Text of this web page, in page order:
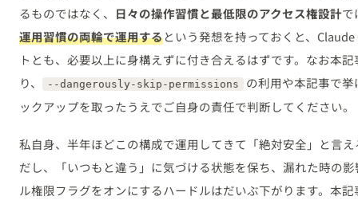
るものではなく、 日々の操作習慣と最低限のアクセス権設計で
運用習慣の両輪で運用するという発想を持っておくと、
トとも、必要以上に身構えずに付き合えるはずです。なお本
り、
--dangerously-skip-permissions
の利用や本記事で
ックアップを取ったうえでご自身の責任で判断してください。
私自身、半年ほどこの構成で運用してきて「絶対安全」と言
だし、「いつもと違う」に気づける状態を保ち、漏れた時の
ル権限フラグをオンにするハードルはだいぶ下がります。本